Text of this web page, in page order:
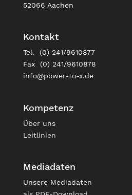
52066 Aachen
Kontakt
Tel. (0) 241/9610877
Fax (0) 241/9610878
info@power-to-x.de
Kompetenz
Über uns
Leitlinien
Mediadaten
Unsere Mediadaten